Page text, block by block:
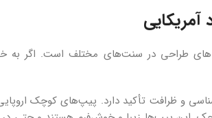
آمریکایی
طراحی در سنت‌های مختلف است. اگر به
و ظرافت تأکید دارد. پیپ‌های کوچک